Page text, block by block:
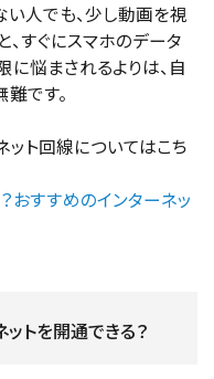
人でも、少し動画を視
すぐにスマホのデータ
に悩まされるよりは、自
です。
ト回線についてはこち
おすすめのインターネッ
トを開通できる？